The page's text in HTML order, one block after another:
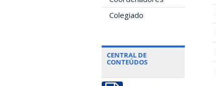
Colegiado
CENTRAL DE
CONTEÚDOS